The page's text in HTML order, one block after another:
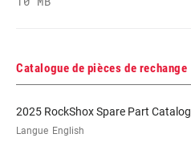
Catalogue de pièces de rechange
2025 RockShox Spare Part Catalog
Langue English